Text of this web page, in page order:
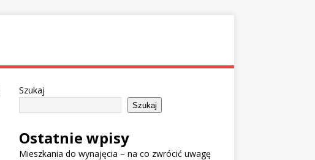
Szukaj
Szukaj
Ostatnie wpisy
Mieszkania do wynajęcia – na co zwrócić uwagę